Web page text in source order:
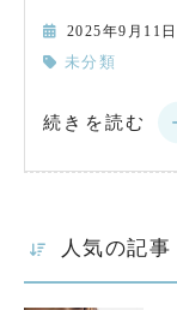
2025年9月11日
未分類
続きを読む
人気の記事